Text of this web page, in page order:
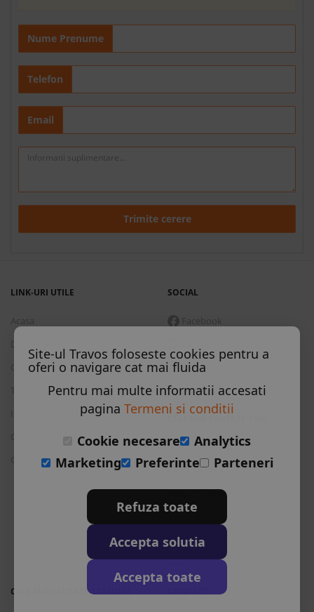
Nume Prenume
Telefon
Email
Trimite cerere
LINK-URI UTILE
Acasa
Contact
Termeni si conditii
Intrebari frecvente
Cum functioneaza
Cauta rezervare
SOCIAL
Facebook
Instagram
Skype
Vizitati Bulgaria
Vizitati Grecia
Vizitati Turcia
Vizitati Spania
Vizitati Croatia
CELE MAI CAUTATE STATIUNI
Site-ul Travos foloseste cookies pentru a
oferi o navigare cat mai fluida
Pentru mai multe informatii accesati
pagina Termeni si conditii
Cookie necesare
Analytics
Marketing
Preferinte Parteneri
Refuza toate
Accepta solutia
Accepta toate